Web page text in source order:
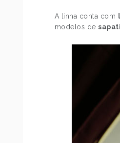
A linha conta com
modelos de